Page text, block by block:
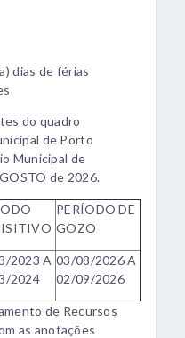
dias de férias
do quadro
de Porto
Municipal de
de 2026.
PERÍODO DE
GOZO
2023 A
2024
03/08/2026 A
02/09/2026
de Recursos
as anotações